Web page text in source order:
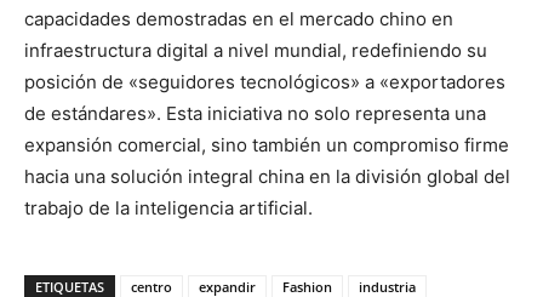
capacidades demostradas en el mercado chino en
infraestructura digital a nivel mundial, redefiniendo su
posición de «seguidores tecnológicos» a «exportadores
de estándares». Esta iniciativa no solo representa una
expansión comercial, sino también un compromiso firme
hacia una solución integral china en la división global del
trabajo de la inteligencia artificial.
ETIQUETAS centro expandir Fashion
industria